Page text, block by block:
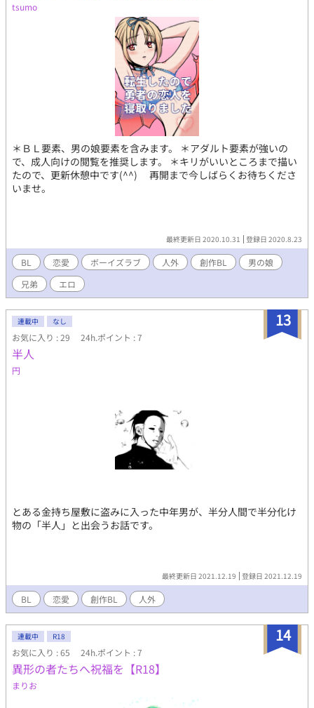
tsumo
＊ＢＬ要素、男の娘要素を含みます。 ＊アダルト要素が強いの
で、成人向けの閲覧を推奨します。 ＊キリがいいところまで描い
たので、更新休憩中です(^^) 再開まで今しばらくお待ちくださ
いませ。
最終更新日 2020.10.31 登録日 2020.8.23
BL 恋愛 ボーイズラブ 人外 創作BL
男の娘
兄弟
エロ
13
連載中 なし
お気に入り : 29 24h.ポイント : 7
半人
円
とある金持ち屋敷に盗みに入った中年男が、半分人間で半分化け
物の「半人」と出会うお話です。
最終更新日 2021.12.19 登録日 2021.12.19
BL 恋愛 創作BL 人外
14
連載中 R18
お気に入り : 65 24h.ポイント : 7
異形の者たちへ祝福を【R18】
まりお